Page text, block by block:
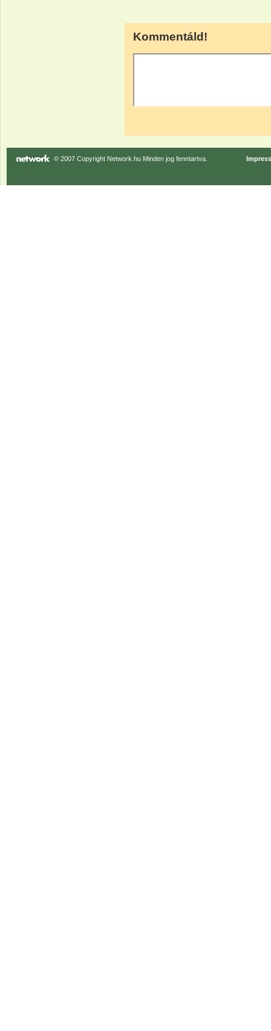
Kommentáld!
© 2007 Copyright Network.hu Minden jog fenntartva.